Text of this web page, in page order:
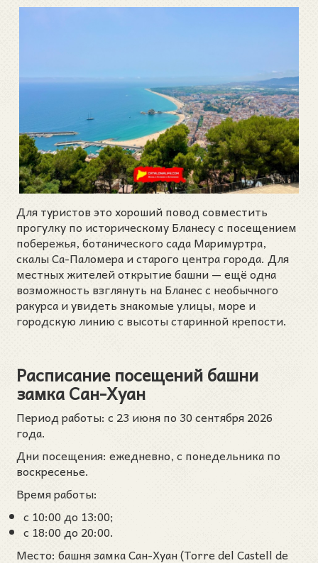
Для туристов это хороший повод совместить
прогулку по историческому Бланесу с посещением
побережья, ботанического сада Маримуртра,
скалы Са-Паломера и старого центра города. Для
местных жителей открытие башни — ещё одна
возможность взглянуть на Бланес с необычного
ракурса и увидеть знакомые улицы, море и
городскую линию с высоты старинной крепости.
Расписание посещений башни
замка Сан-Хуан
Период работы: с 23 июня по 30 сентября 2026
года.
Дни посещения: ежедневно, с понедельника по
воскресенье.
Время работы:
с 10:00 до 13:00;
с 18:00 до 20:00.
Место: башня замка Сан-Хуан (Torre del Castell de